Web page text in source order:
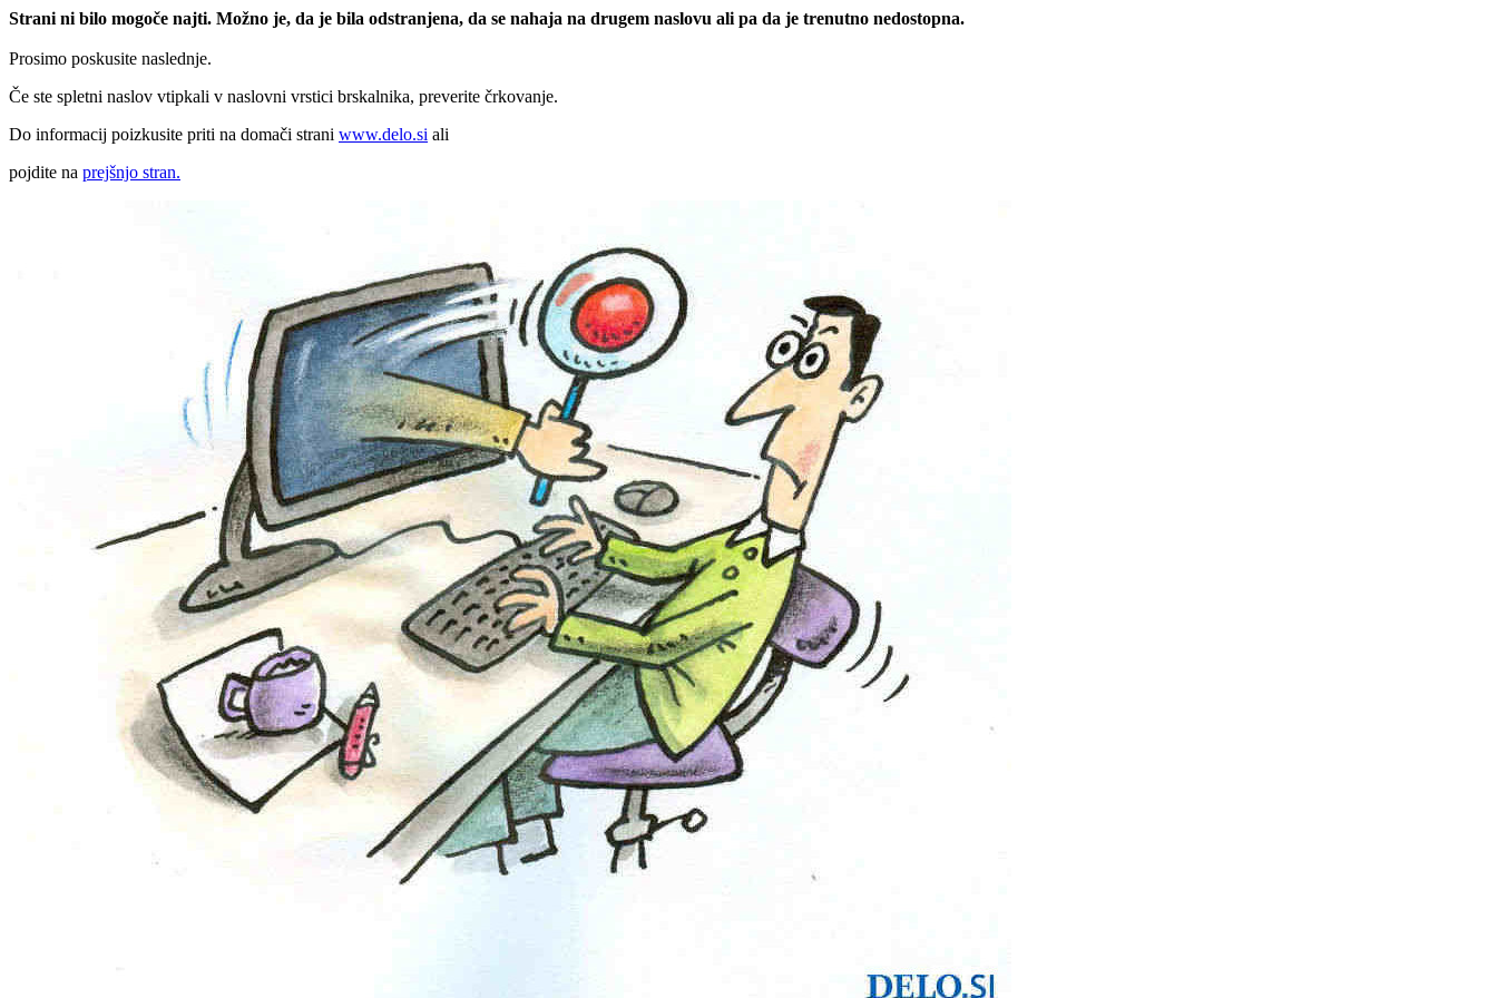
Strani ni bilo mogoče najti. Možno je, da je bila odstranjena, da se nahaja na drugem naslovu ali pa da je trenutno nedostopna.
Prosimo poskusite naslednje.
Če ste spletni naslov vtipkali v naslovni vrstici brskalnika, preverite črkovanje.
Do informacij poizkusite priti na domači strani www.delo.si ali
pojdite na prejšnjo stran.